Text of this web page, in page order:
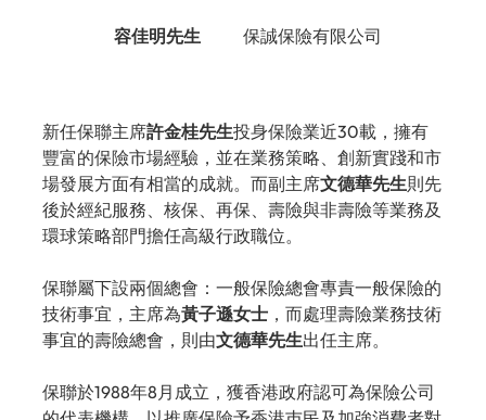
容佳明先生
             保誠保險有限公司
新任保聯主席許金桂先生投身保險業近30載，擁有
豐富的保險市場經驗，並在業務策略、創新實踐和市
場發展方面有相當的成就。而副主席文德華先生則先
後於經紀服務、核保、再保、壽險與非壽險等業務及
環球策略部門擔任高級行政職位。
保聯屬下設兩個總會：一般保險總會專責一般保險的
技術事宜，主席為黃子遜女士，而處理壽險業務技術
事宜的壽險總會，則由文德華先生出任主席。
保聯於1988年8月成立，獲香港政府認可為保險公司